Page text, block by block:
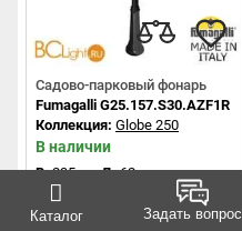
Каталог Задать вопрос
Садово-парковый фонарь
Fumagalli G25.157.S30.AZF1R
Коллекция: Globe 250
В наличии
В:235 см Д:62 см
Цена: 48 769 Р.